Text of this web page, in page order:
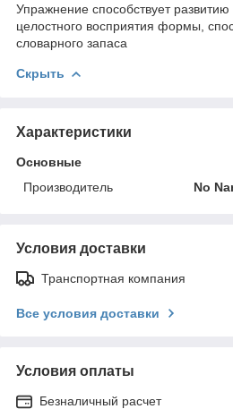
Упражнение способствует
целостного восприятия формы,
словарного запаса
Скрыть
Характеристики
Основные
Производитель
No
Условия доставки
Транспортная компания
Все условия доставки
Условия оплаты
Безналичный расчет